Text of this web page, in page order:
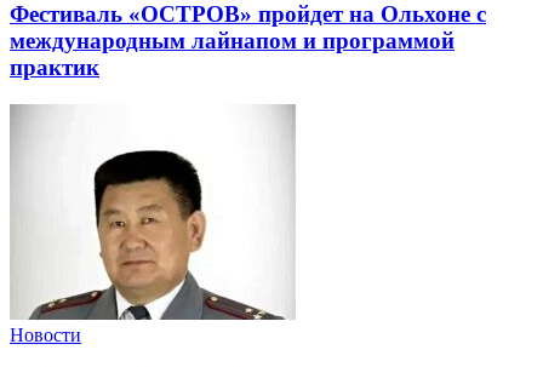
Фестиваль «ОСТРОВ» пройдет на Ольхоне с
международным лайнапом и программой
практик
Новости